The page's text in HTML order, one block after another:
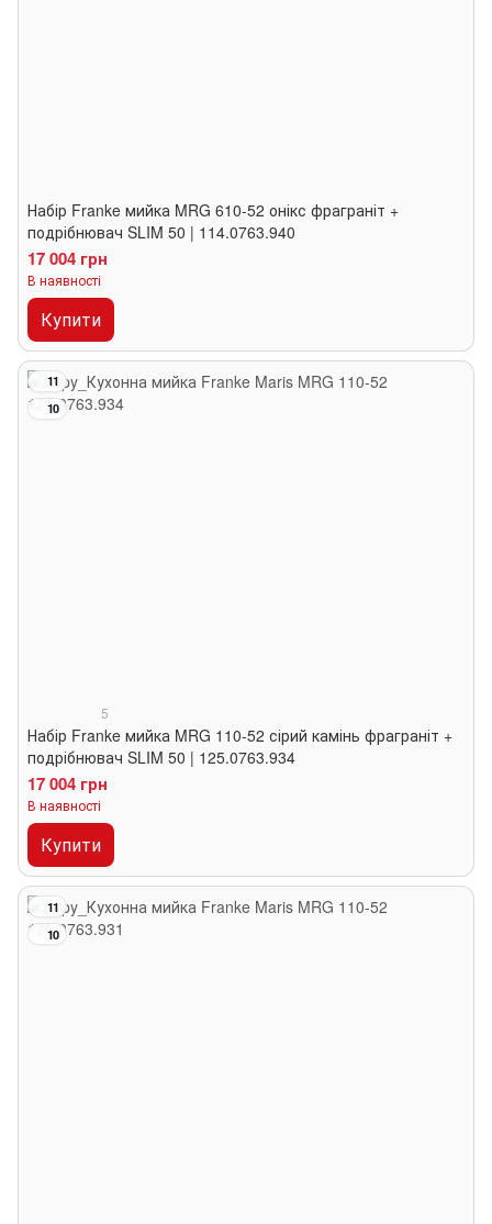
Набір Franke мийка MRG 610-52 онікс фраграніт +
подрібнювач SLIM 50 | 114.0763.940
17 004 грн
В наявності
Купити
11
10
5
Набір Franke мийка MRG 110-52 сірий камінь фраграніт +
подрібнювач SLIM 50 | 125.0763.934
17 004 грн
В наявності
Купити
11
10